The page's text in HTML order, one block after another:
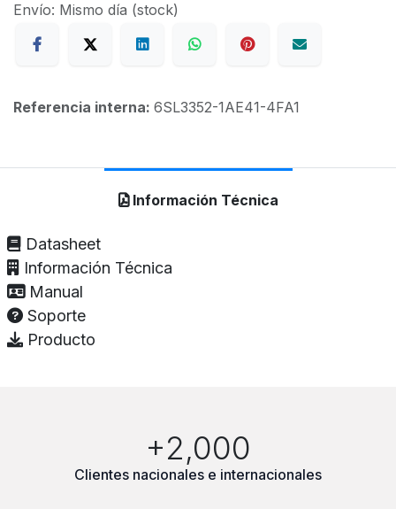
Envío: Mismo día (stock)
Referencia interna: 6SL3352-1AE41-4FA1
Información Técnica
Datasheet
Información Técnica
Manual
Soporte
Producto
+2,000
Clientes nacionales e internacionales